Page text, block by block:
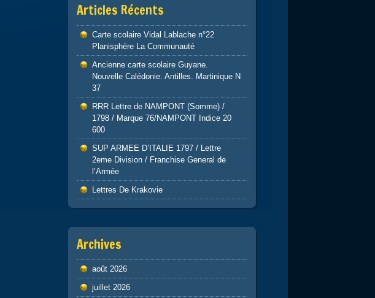
Articles Récents
Carte scolaire Vidal Lablache n°22
Planisphère La Communauté
Ancienne carte scolaire Guyane.
Nouvelle Calédonie. Antilles. Martinique N
37
RRR Lettre de NAMPONT (Somme) /
1798 / Marque 76/NAMPONT Indice 20
600
SUP ARMEE D’ITALIE 1797 / Lettre
2eme Division / Franchise General de
l’Armée
Lettres De Krakovie
Archives
août 2026
juillet 2026